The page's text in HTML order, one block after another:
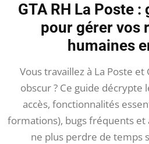
GTA RH La Poste
pour gérer vos
humaines
Vous travaillez à La Poste et
obscur ? Ce guide décrypte
accès, fonctionnalités
formations), bugs fréquents et
ne plus perdre de temps